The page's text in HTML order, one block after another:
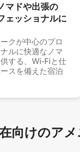
マドや出⁠張⁠の
ェ⁠ッ⁠シ⁠ョ⁠ナ⁠ル⁠に
クが中心のプロ
ルに快適なノマ
する、Wi-Fiと仕
スを備えた宿泊
向け⁠のア⁠